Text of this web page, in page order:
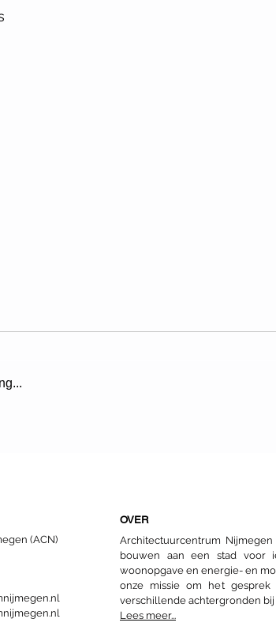
OVER
(ACN)
Architectuurcentrum
bouwen aan een stad voor
woonopgave en energie- en
onze missie om het
verschillende achtergronden
Lees meer...